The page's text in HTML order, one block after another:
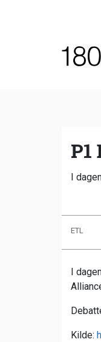
I
ETL
I
Kilde: